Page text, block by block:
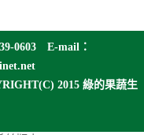
0603 E-mail：
2015 綠的果蔬生